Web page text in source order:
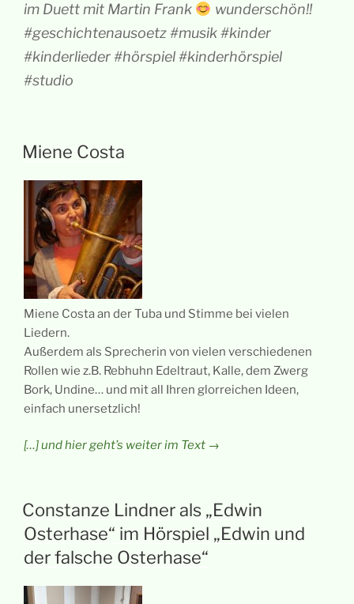
im Duett mit Martin Frank
wunderschön!!
#geschichtenausoetz #musik #kinder
#kinderlieder #hörspiel #kinderhörspiel
#studio
Miene Costa
Miene Costa an der Tuba und Stimme bei vielen
Liedern.
Außerdem als Sprecherin von vielen verschiedenen
Rollen wie z.B. Rebhuhn Edeltraut, Kalle, dem Zwerg
Bork, Undine… und mit all Ihren glorreichen Ideen,
einfach unersetzlich!
[…] und hier geht’s weiter im Text →
Constanze Lindner als „Edwin
Osterhase“ im Hörspiel „Edwin und
der falsche Osterhase“